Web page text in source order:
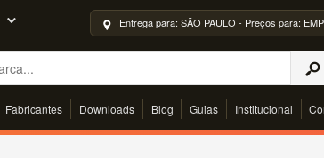
Entrega para: SÃO PAULO - Preços para:
Fabricantes Downloads Blog Guias Institucional